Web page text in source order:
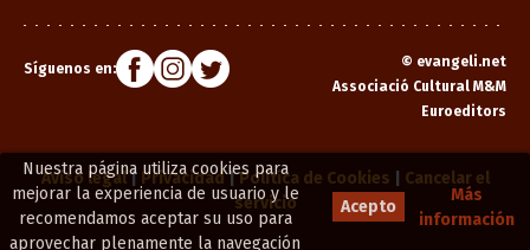
Nuestra página utiliza cookies para
mejorar la experiencia de usuario y le
recomendamos aceptar su uso para
aprovechar plenamente la navegación
Acepto
Más
información
Síguenos en: © evangeli.net
Associació Cultural M&M
Euroeditors
Aviso legal| Privacidad|Política de Cookies
Cancelar el
servicio